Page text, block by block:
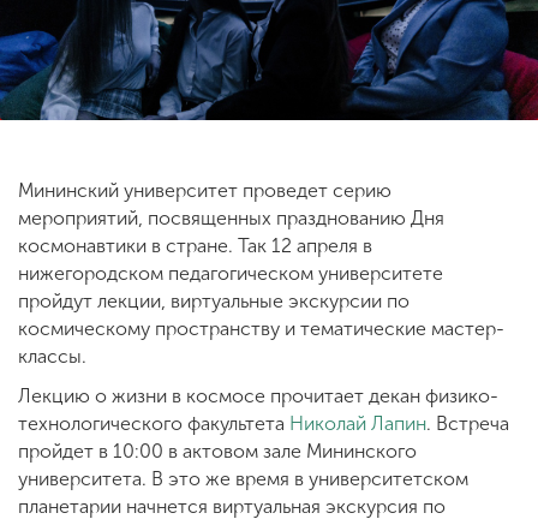
ENG SPN CHI
Приемная
комиссия
+7 (831) 262-26-20
Мининский университет проведет серию
мероприятий, посвященных празднованию Дня
космонавтики в стране. Так 12 апреля в
нижегородском педагогическом университете
пройдут лекции, виртуальные экскурсии по
космическому пространству и тематические мастер-
классы.
Лекцию о жизни в космосе прочитает декан физико-
технологического факультета Николай Лапин. Встреча
пройдет в 10:00 в актовом зале Мининского
университета. В это же время в университетском
планетарии начнется виртуальная экскурсия по